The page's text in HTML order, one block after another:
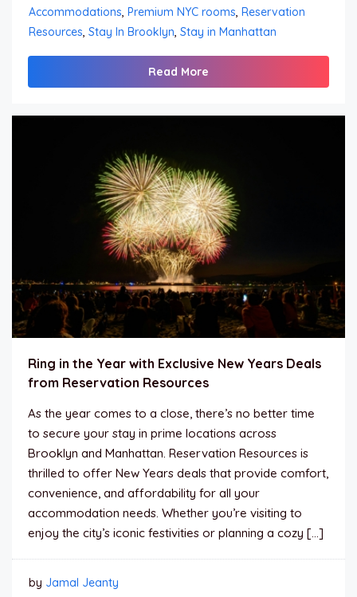
Accommodations, Premium NYC rooms, Reservation
Resources, Stay In Brooklyn, Stay in Manhattan
Read More
Ring in the Year with Exclusive New Years Deals
from Reservation Resources
As the year comes to a close, there’s no better time
to secure your stay in prime locations across
Brooklyn and Manhattan. Reservation Resources is
thrilled to offer New Years deals that provide comfort,
convenience, and affordability for all your
accommodation needs. Whether you’re visiting to
enjoy the city’s iconic festivities or planning a cozy […]
by Jamal Jeanty